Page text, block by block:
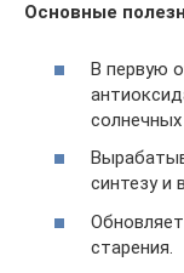
Основные
В первую
синтезу и
старения.